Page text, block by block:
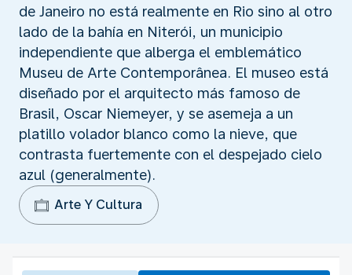
de Janeiro no está realmente en Rio sino al otro
lado de la bahía en Niterói, un municipio
independiente que alberga el emblemático
Museu de Arte Contemporânea. El museo está
diseñado por el arquitecto más famoso de
Brasil, Oscar Niemeyer, y se asemeja a un
platillo volador blanco como la nieve, que
contrasta fuertemente con el despejado cielo
azul (generalmente).
Arte Y Cultura